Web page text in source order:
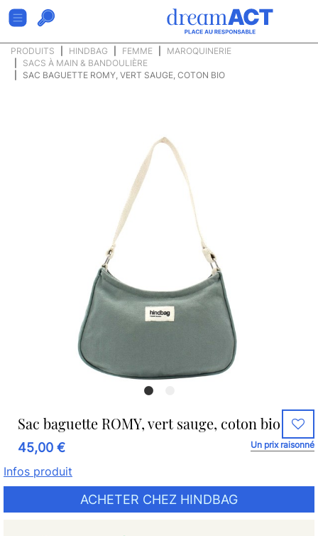
PRODUITS HINDBAG FEMME
MAROQUINERIE
SACS À MAIN & BANDOULIÈRE
SAC BAGUETTE ROMY, VERT SAUGE, COTON BIO
Sac baguette ROMY, vert sauge, coton bio
45,00 € Un prix raisonné
Infos produit
ACHETER CHEZ HINDBAG